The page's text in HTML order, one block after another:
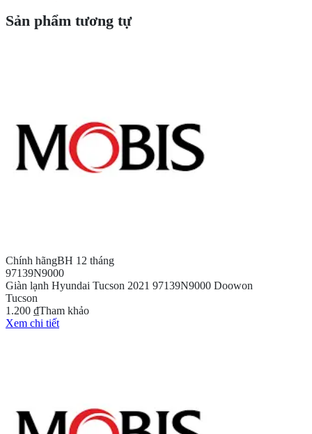
Sản phẩm tương tự
Chính hãngBH 12 tháng
97139N9000
Giàn lạnh Hyundai Tucson 2021 97139N9000 Doowon
Tucson
1.200 ₫Tham khảo
Xem chi tiết